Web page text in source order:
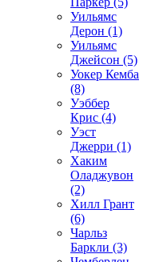
Уильямс
Дерон (1)
Уильямс
Джейсон (5)
Уокер Кемба
(8)
Уэббер
Крис (4)
Уэст
Джерри (1)
Хаким
Оладжувон
(2)
Хилл Грант
(6)
Чарльз
Баркли (3)